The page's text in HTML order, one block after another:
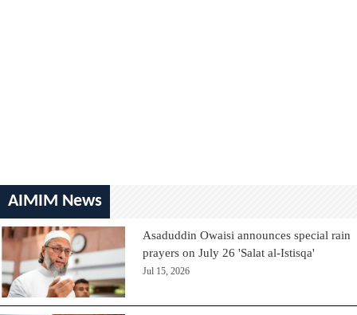
AIMIM News
Asaduddin Owaisi announces special rain
prayers on July 26 'Salat al-Istisqa'
Jul 15, 2026